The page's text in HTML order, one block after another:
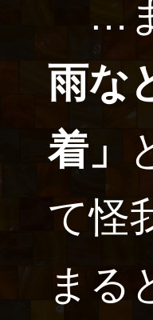
…ま
雨な
着」
て怪
まる